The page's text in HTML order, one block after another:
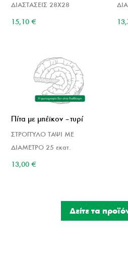
ΔΙΑΣΤΑΣΕΙΣ 28Χ28
15,10€
Πίτα με μπέϊκον – τυρί
ΣΤΡΟΓΓΥΛΟ ΤΑΨΙ ΜΕ
ΔΙΑΜΕΤΡΟ 25 εκατ.
13,00€
Δείτε τα